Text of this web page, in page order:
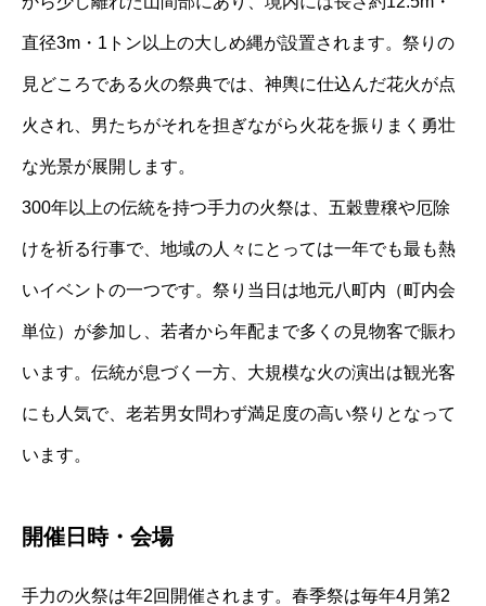
直径3m・1トン以上の大しめ縄が設置されます。祭りの
見どころである火の祭典では、神輿に仕込んだ花火が点
火され、男たちがそれを担ぎながら火花を振りまく勇壮
な光景が展開します。
300年以上の伝統を持つ手力の火祭は、五穀豊穣や厄除
けを祈る行事で、地域の人々にとっては一年でも最も熱
いイベントの一つです。祭り当日は地元八町内（町内会
単位）が参加し、若者から年配まで多くの見物客で賑わ
います。伝統が息づく一方、大規模な火の演出は観光客
にも人気で、老若男女問わず満足度の高い祭りとなって
います。
開催日時・会場
手力の火祭は年2回開催されます。春季祭は毎年4月第2